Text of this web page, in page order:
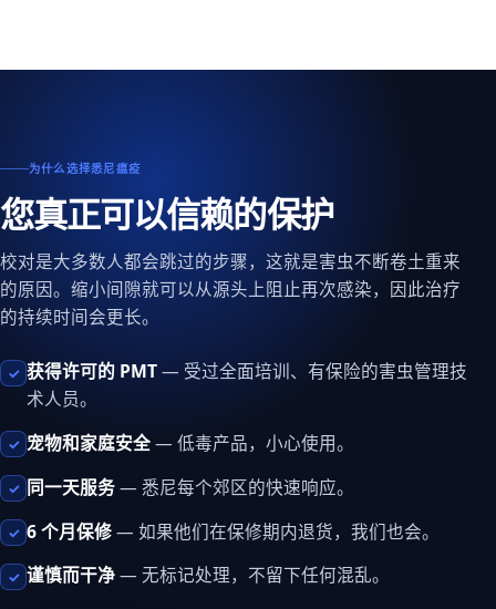
为什么选择悉尼瘟疫
您真正可以信赖的保护
校对是大多数人都会跳过的步骤，这就是害虫不断卷土重来
的原因。缩小间隙就可以从源头上阻止再次感染，因此治疗
的持续时间会更长。
✓ 获得许可的 PMT— 受过全面培训、有保险的害虫管理技
术人员。
✓ 宠物和家庭安全— 低毒产品，小心使用。
✓ 同一天服务— 悉尼每个郊区的快速响应。
✓ 6 个月保修— 如果他们在保修期内退货，我们也会。
✓ 谨慎而干净— 无标记处理，不留下任何混乱。